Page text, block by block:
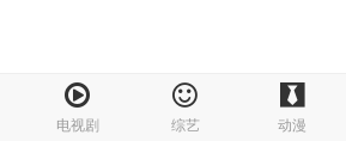
电视剧 综艺 动漫